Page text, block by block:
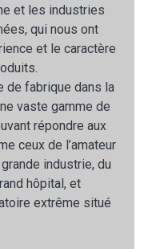
et les industries
qui nous ont
et le caractère
de fabrique dans la
vaste gamme de
répondre aux
ceux de l’amateur
industrie, du
hôpital, et
extrême situé